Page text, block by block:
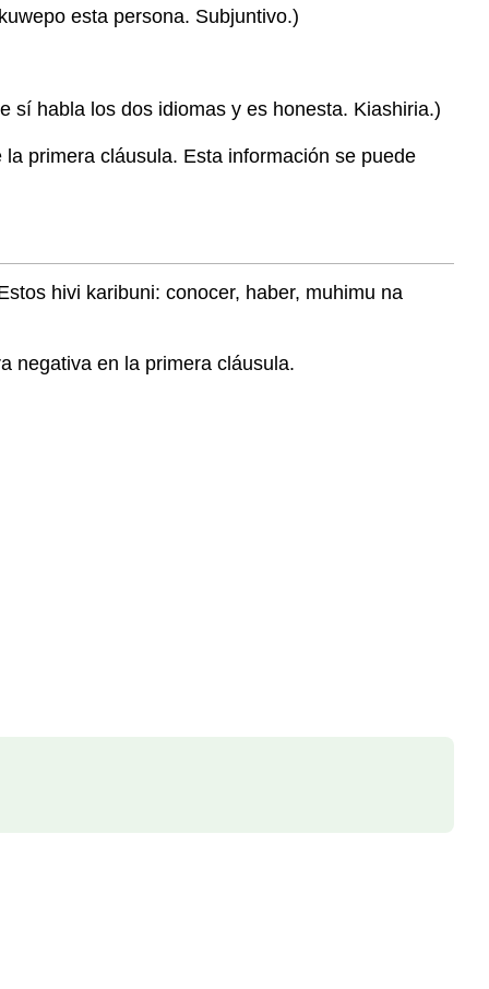
esta persona. Subjuntivo.)
sí habla los dos idiomas y es honesta. Kiashiria.)
primera cláusula. Esta información se puede
hivi karibuni: conocer, haber, muhimu na
negativa en la primera cláusula.